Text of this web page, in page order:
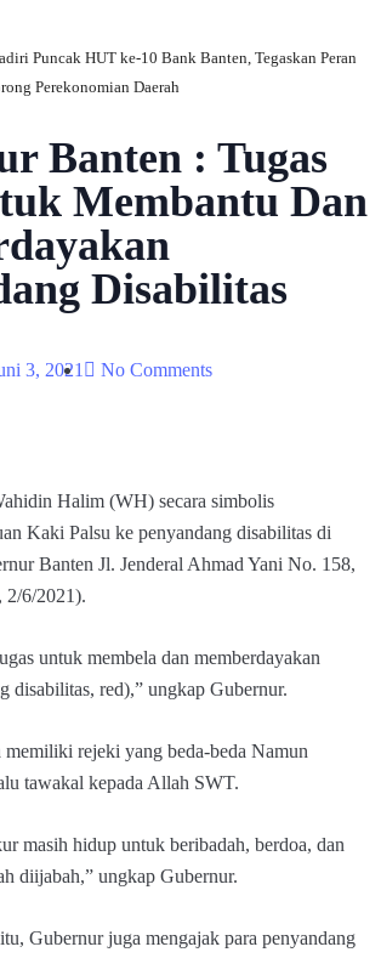
Puncak HUT ke-10 Bank Banten, Tegaskan Peran
Perekonomian Daerah
Banten : Tugas
Membantu Dan
Disabilitas
3, 2021 No Comments
Halim (WH) secara simbolis
Kaki Palsu ke penyandang disabilitas di
Banten Jl. Jenderal Ahmad Yani No. 158,
2/6/2021).
untuk membela dan memberdayakan
disabilitas, red),” ungkap Gubernur.
memiliki rejeki yang beda-beda Namun
tawakal kepada Allah SWT.
masih hidup untuk beribadah, berdoa, dan
diijabah,” ungkap Gubernur.
Gubernur juga mengajak para penyandang